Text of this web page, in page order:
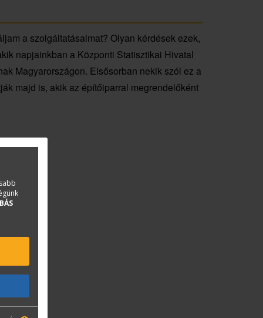
a szolgáltatásaimat? Olyan kérdések ezek,
napjainkban a Központi Statisztikai Hivatal
Magyarországon. Elsősorban nekik szól ez a
majd is, akik az építőiparral megrendelőként